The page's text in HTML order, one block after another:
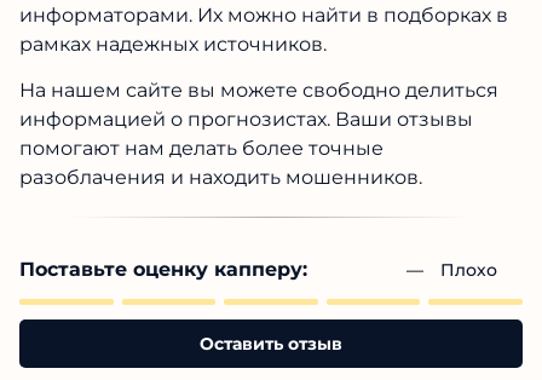
информаторами. Их можно найти в подборках в
рамках надежных источников.
На нашем сайте вы можете свободно делиться
информацией о прогнозистах. Ваши отзывы
помогают нам делать более точные
разоблачения и находить мошенников.
Поставьте оценку капперу: — Плохо
Оставить отзыв